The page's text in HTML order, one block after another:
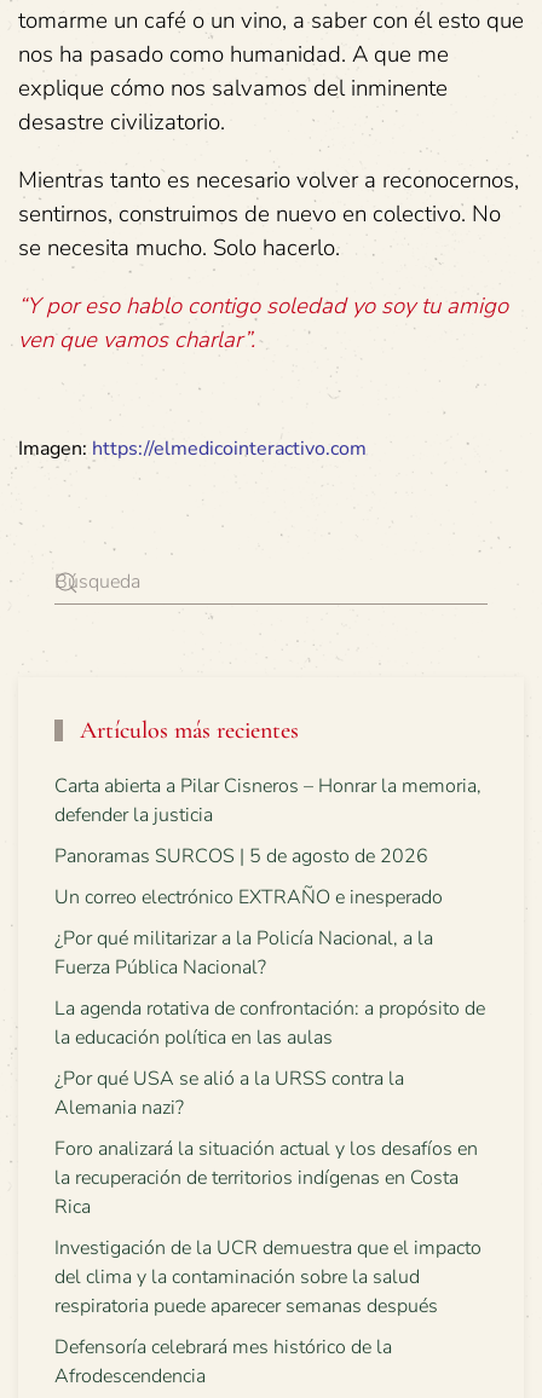
tomarme un café o un vino, a saber con él esto que
nos ha pasado como humanidad. A que me
explique cómo nos salvamos del inminente
desastre civilizatorio.
Mientras tanto es necesario volver a reconocernos,
sentirnos, construimos de nuevo en colectivo. No
se necesita mucho. Solo hacerlo.
“Y por eso hablo contigo soledad yo soy tu amigo
ven que vamos charlar”.
Imagen: https://elmedicointeractivo.com
Artículos más recientes
Carta abierta a Pilar Cisneros – Honrar la memoria,
defender la justicia
Panoramas SURCOS | 5 de agosto de 2026
Un correo electrónico EXTRAÑO e inesperado
¿Por qué militarizar a la Policía Nacional, a la
Fuerza Pública Nacional?
La agenda rotativa de confrontación: a propósito de
la educación política en las aulas
¿Por qué USA se alió a la URSS contra la
Alemania nazi?
Foro analizará la situación actual y los desafíos en
la recuperación de territorios indígenas en Costa
Rica
Investigación de la UCR demuestra que el impacto
del clima y la contaminación sobre la salud
respiratoria puede aparecer semanas después
Defensoría celebrará mes histórico de la
Afrodescendencia